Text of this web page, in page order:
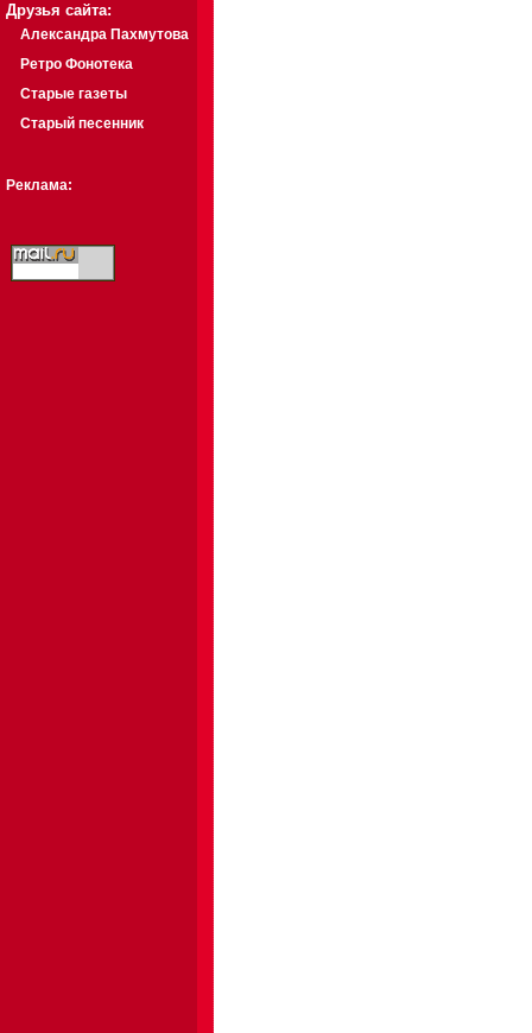
Друзья сайта:
Александра Пахмутова
Ретро Фонотека
Старые газеты
Старый песенник
Реклама: